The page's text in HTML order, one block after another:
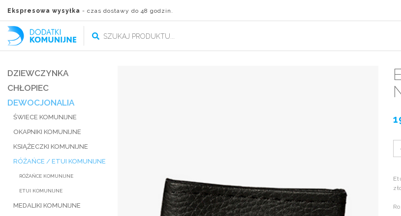
Ekspresowa wysyłka - czas dostawy do 48 godzin.
DZIEWCZYNKA
CHŁOPIEC
DEWOCJONALIA
ŚWIECE KOMUNIJNE
OKAPNIKI KOMUNIJNE
KSIĄŻECZKI KOMUNIJNE
RÓŻAŃCE / ETUI KOMUNIJNE
RÓŻAŃCE KOMUNIJNE
ETUI KOMUNIJNE
MEDALIKI KOMUNIJNE